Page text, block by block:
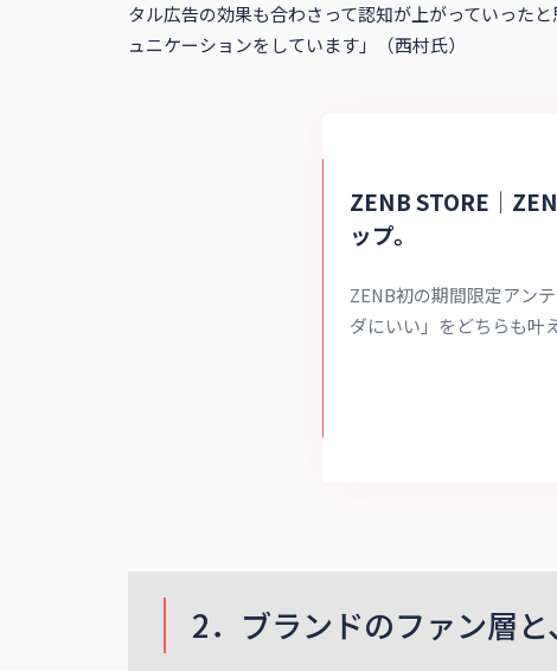
タル広告の効果も合わさって認知が上がっていった
ュニケーションをしています」（西村氏）
ZENB STORE｜
ップ。
ZENB初の期間限定アン
ダにいい」をどちらも叶
ことを知っていただく
2．ブランドのファン層